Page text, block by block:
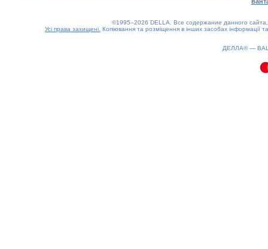
©1995–2026 DELLA. Все содержание данного
Усі права захищені. Копіювання та розміщення в інших засобах інформації
ДЕЛЛА® —